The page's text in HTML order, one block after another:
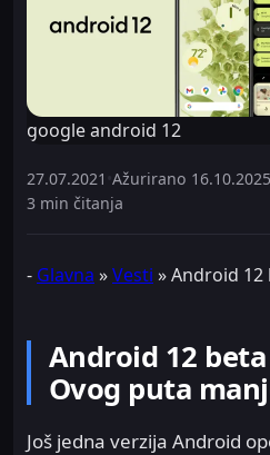
google android 12
27.07.2021 Ažurirano 16.10.2025
3 min čitanja
- Glavna »Vesti »Android 12
Android 12
Ovog puta
Još jedna verzija Android